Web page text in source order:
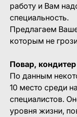
работу и Вам
специальность.
Предлагаем
которым не
Повар, кондитер
По данным
10 место среди
специалистов.
уровня жизни,